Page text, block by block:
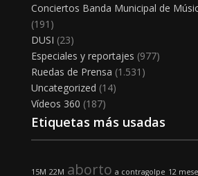
Conciertos Banda Municipal de
(191)
DUSI (23)
Especiales y reportajes (977)
Ruedas de Prensa (1.531)
Uncategorized (14)
Vídeos 360 (187)
Etiquetas más usadas
15M 22M aborto a contragolpe 12